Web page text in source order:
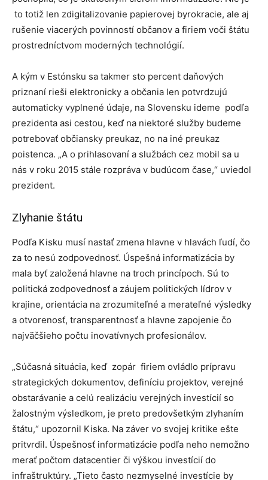
to totiž len zdigitalizovanie papierovej byrokracie, ale aj
rušenie viacerých povinností občanov a firiem voči štátu
prostredníctvom moderných technológií.
A kým v Estónsku sa takmer sto percent daňových
priznaní rieši elektronicky a občania len potvrdzujú
automaticky vyplnené údaje, na Slovensku ideme podľa
prezidenta asi cestou, keď na niektoré služby budeme
potrebovať občiansky preukaz, no na iné preukaz
poistenca. „A o prihlasovaní a službách cez mobil sa u
nás v roku 2015 stále rozpráva v budúcom čase,“ uviedol
prezident.
Zlyhanie štátu
Podľa Kisku musí nastať zmena hlavne v hlavách ľudí, čo
za to nesú zodpovednosť. Úspešná informatizácia by
mala byť založená hlavne na troch princípoch. Sú to
politická zodpovednosť a záujem politických lídrov v
krajine, orientácia na zrozumiteľné a merateľné výsledky
a otvorenosť, transparentnosť a hlavne zapojenie čo
najväčšieho počtu inovatívnych profesionálov.
„Súčasná situácia, keď zopár firiem ovládlo prípravu
strategických dokumentov, definíciu projektov, verejné
obstarávanie a celú realizáciu verejných investícií so
žalostným výsledkom, je preto predovšetkým zlyhaním
štátu,“ upozornil Kiska. Na záver vo svojej kritike ešte
pritvrdil. Úspešnosť informatizácie podľa neho nemožno
merať počtom datacentier či výškou investícií do
infraštruktúry. „Tieto často nezmyselné investície by